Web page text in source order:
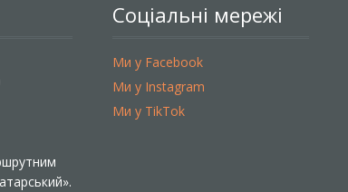
Соціальні мережі
Ми у Facebook
Ми у Instagram
Ми у TikTok